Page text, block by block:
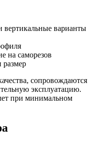
вертикальные варианты
на саморезов
размер
сопровождаются
эксплуатацию.
при минимальном